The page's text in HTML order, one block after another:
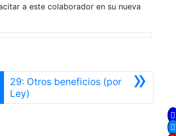
a este colaborador en su nueva
»
29: Otros beneficios (por
Ley)